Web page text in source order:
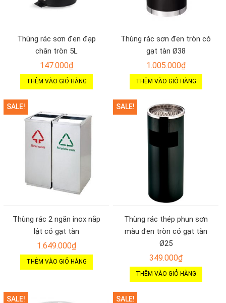
Thùng rác sơn đen đạp
chân tròn 5L
147.000₫
THÊM VÀO GIỎ HÀNG
Thùng rác sơn đen tròn có
gạt tàn Ø38
1.005.000₫
THÊM VÀO GIỎ HÀNG
SALE!
Thùng rác 2 ngăn inox nắp
lật có gạt tàn
1.649.000₫
THÊM VÀO GIỎ HÀNG
SALE!
Thùng rác thép phun sơn
màu đen tròn có gạt tàn
Ø25
349.000₫
THÊM VÀO GIỎ HÀNG
SALE! SALE!